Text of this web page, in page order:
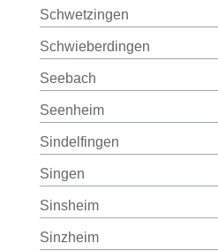
Schwetzingen
Schwieberdingen
Seebach
Seenheim
Sindelfingen
Singen
Sinsheim
Sinzheim